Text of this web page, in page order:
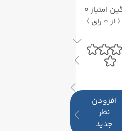
میانگین امتیاز 0
افزودن
نظر
جدید